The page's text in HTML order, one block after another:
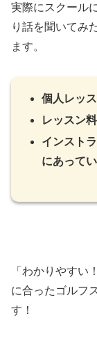
実際にスクール
り話を聞いてみ
ます。
個人レッ
レッスン
インスト
にあって
「わかりやすい
に合ったゴルフ
す！